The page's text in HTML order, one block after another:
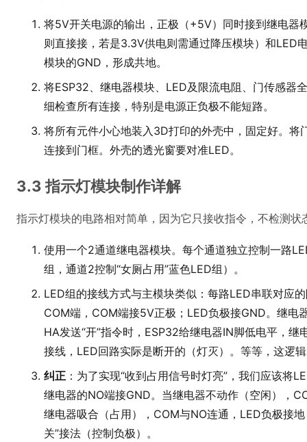
将5V开关电源的输出，正极（+5V）同时接到继电器
则直接接，若是3.3V供电则需通过降压模块）和LED
模块的GND，形成共地。
将ESP32、继电器模块、LED及限流电阻、门传感器
细检查所有连接，特别是电源正负极不能短路。
将所有元件小心地装入3D打印的外壳中，固定好。将
连接到门框。外壳的透光窗要对准LED。
3.3 指示灯模块制作详解
指示灯模块的电路相对简单，因为它只接收指令，不检测状
使用一个2通道继电器模块。每个通道独立控制一路
组，通道2控制“女厕占用”蓝色LED组）。
LED组的接线方式与主模块类似：每路LED串联对应
COM端，COM端接5V正极；LED负极接GND。继电
HA发送“开”指令时，ESP32给继电器IN脚低电平，
接线，LED回路实际是断开的（灯灭）。等等，这逻
纠正 ：为了实现“收到占用信号时灯亮”，我们应该将
继电器的NO端接GND。当继电器不动作（空闲），
继电器吸合（占用），COM与NO连通，LED负极接
关”接法（控制负极）。